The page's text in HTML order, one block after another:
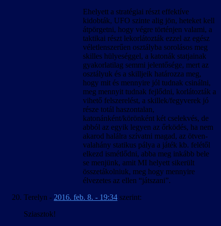
Ehelyett a stratégiai részt effektíve
kidobták, UFO szinte alig jön, heteket kell
átpörgetni, hogy végre történjen valami, a
taktikai részt lekorlátozták ezzel az egész
véletlenszerűen osztályba sorolásos meg
skilles hülyeséggel, a katonák statjainak
gyakorlatilag semmi jelentősége, mert az
osztályuk és a skilljeik határozza meg,
hogy mit és mennyire jól tudnak csinálni,
meg mennyit tudnak fejlődni, korlátozták a
vihető felszerelést, a skillek/fegyverek jó
része totál haszontalan,
katonánként/körönként két cselekvés, de
abból az egyik legyen az őrködés, ha nem
akarod halálra szívatni magad, az ötven-
valahány statikus pálya a játék kb. felétől
elkezd ismétlődni, abba meg inkább bele
se menjünk, amit MI helyett sikerült
összetákolniuk, meg hogy mennyire
élvezetes az ellen “játszani”.
Terelyn - 2016. feb. 8. - 19:34 szerint:
Sziasztok!